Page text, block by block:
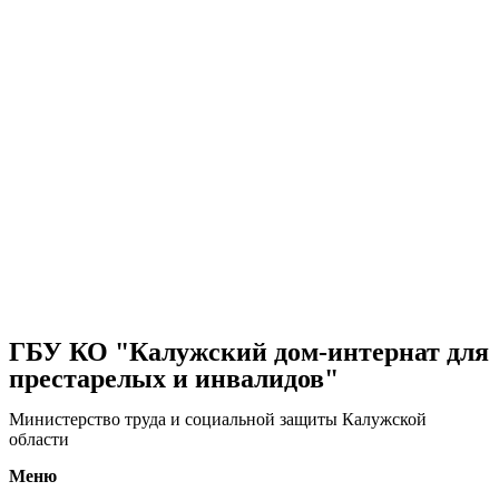
ГБУ КО "Калужский дом-интернат для
престарелых и инвалидов"
Министерство труда и социальной защиты Калужской
области
Меню